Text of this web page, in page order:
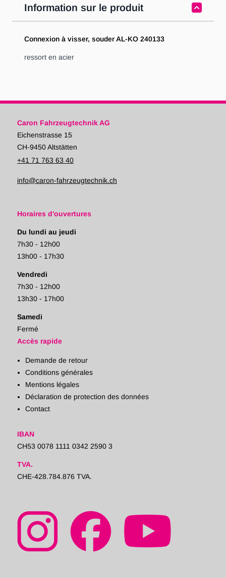
Information sur le produit
Connexion à visser, souder AL-KO 240133
ressort en acier
Caron Fahrzeugtechnik AG
Eichenstrasse 15
CH-9450 Altstätten
+41 71 763 63 40
info@caron-fahrzeugtechnik.ch
Horaires d'ouvertures
Du lundi au jeudi
7h30 - 12h00
13h00 - 17h30
Vendredi
7h30 - 12h00
13h30 - 17h00
Samedi
Fermé
Accès rapide
Demande de retour
Conditions générales
Mentions légales
Déclaration de protection des données
Contact
IBAN
CH53 0078 1111 0342 2590 3
TVA.
CHE-428.784.876 TVA.